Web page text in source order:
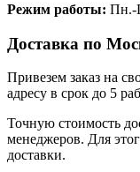
Режим работы: Пн.-
Доставка по
Привезем заказ на
адресу в срок до 5
Точную стоимость
менеджеров. Для
доставки.